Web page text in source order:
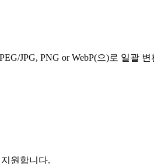
JPG, PNG or WebP(으)로 일
지원합니다.